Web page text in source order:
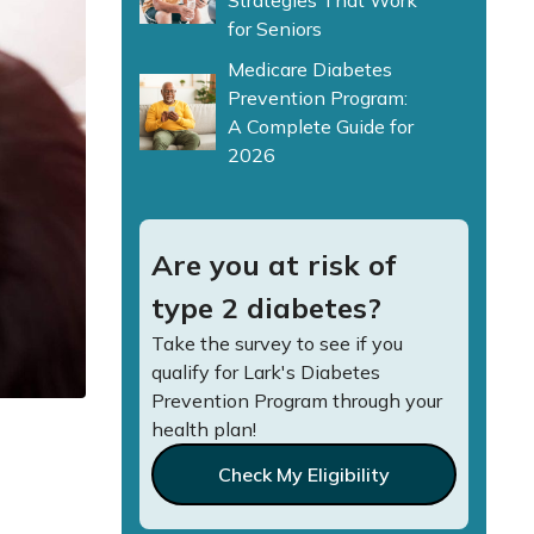
for Seniors
Medicare Diabetes
Prevention Program:
A Complete Guide for
2026
Are you at risk of
type 2 diabetes?
Take the survey to see if you
qualify for Lark's Diabetes
Prevention Program through your
health plan!
Check My Eligibility